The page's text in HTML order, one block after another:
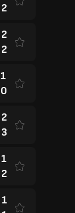
2
2
2
1
0
2
3
1
2
1